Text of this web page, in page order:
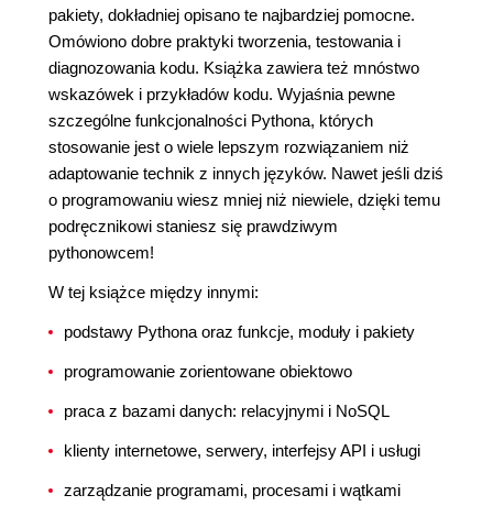
pakiety, dokładniej opisano te najbardziej pomocne.
Omówiono dobre praktyki tworzenia, testowania i
diagnozowania kodu. Książka zawiera też mnóstwo
wskazówek i przykładów kodu. Wyjaśnia pewne
szczególne funkcjonalności Pythona, których
stosowanie jest o wiele lepszym rozwiązaniem niż
adaptowanie technik z innych języków. Nawet jeśli dziś
o programowaniu wiesz mniej niż niewiele, dzięki temu
podręcznikowi staniesz się prawdziwym
pythonowcem!
W tej książce między innymi:
podstawy Pythona oraz funkcje, moduły i pakiety
programowanie zorientowane obiektowo
praca z bazami danych: relacyjnymi i NoSQL
klienty internetowe, serwery, interfejsy API i usługi
zarządzanie programami, procesami i wątkami